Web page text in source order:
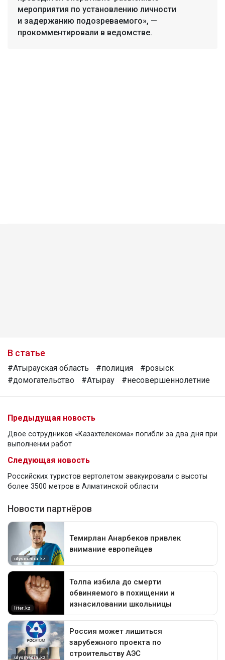
мероприятия по установлению личности
и задержанию подозреваемого», —
прокомментировали в ведомстве.
В статье
#Атырауская область #полиция
#розыск
#домогательство
#Атырау #несовершеннолетние
Предыдущая новость
Двое сотрудников «Казахтелекома» погибли за два дня при
выполнении работ
Следующая новость
Российских туристов вертолетом эвакуировали с высоты
более 3500 метров в Алматинской области